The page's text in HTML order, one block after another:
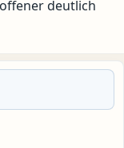
deutlich